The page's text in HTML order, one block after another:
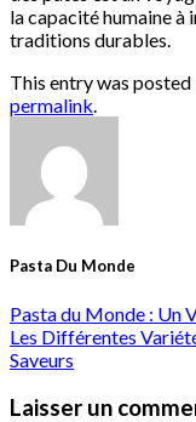
la capacité humaine à
traditions durables.
This entry was posted
permalink
Pasta Du Monde
Pasta du Monde : Un
Les Différentes
Saveurs
Laisser un